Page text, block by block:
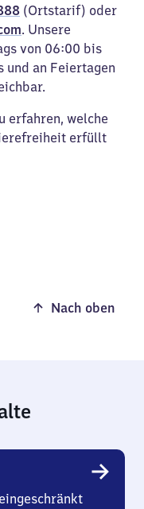
(Ortstarif) oder
. Unsere
von 06:00 bis
und an Feiertagen
erfahren, welche
erfüllt
Nach oben